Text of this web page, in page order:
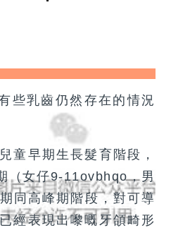
些乳齒仍然存在的情況
童早期生長髮育階段，
（女仔9-11ovbhqo，男
同高峰期階段，對可導
經表現出嚟嘅牙頜畸形